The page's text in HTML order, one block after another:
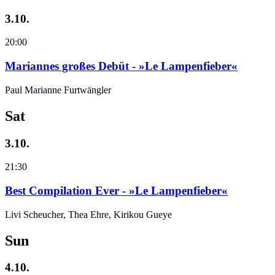
3.10.
20:00
Mariannes großes Debüt - »Le Lampenfieber«
Paul Marianne Furtwängler
Sat
3.10.
21:30
Best Compilation Ever - »Le Lampenfieber«
Livi Scheucher, Thea Ehre, Kirikou Gueye
Sun
4.10.